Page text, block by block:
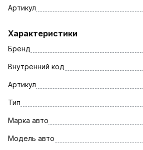
Артикул
Характеристики
Бренд
Внутренний код
Артикул
Тип
Марка авто
Модель авто